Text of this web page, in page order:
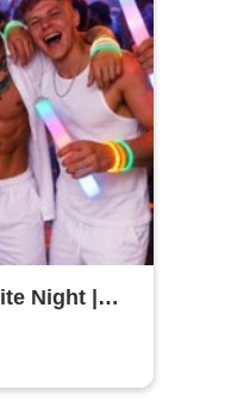
Night |